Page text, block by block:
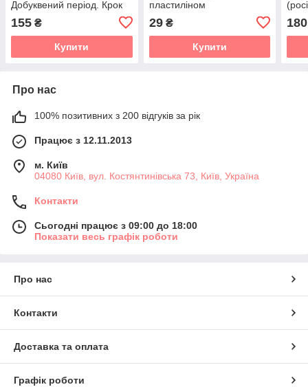
Добуквений період. Крок
(9789669452313)
155 ₴
Купити
пластиліном
29₴
Купити
180
Про нас
100% позитивних з 200 відгуків за рік
Працює з 12.11.2013
м. Київ
04080 Київ, вул. Костянтинівська 73, Київ, Україна
Контакти
Сьогодні працює з 09:00 до 18:00
Показати весь графік роботи
Про нас
Контакти
Доставка та оплата
Графік роботи